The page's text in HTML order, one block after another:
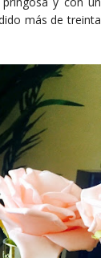
más de treinta